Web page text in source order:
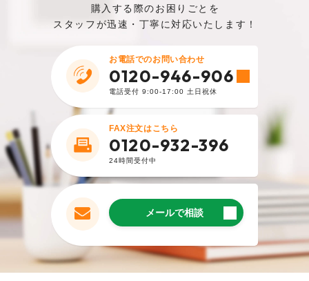
︎購入した商品はこちら
2024.6.20
購入者
種類が豊富なので、どのタイプのテントを購入
するか迷いましたが、ワンタッチ式のものにし
て正解でした。今まで持っていたテントは非常
に重かったので、軽いものに変えることができ
て満足しています。
︎購入した商品はこちら
2023.12.22
購入者
購入する際のお困りごとを
スタッフが迅速・丁寧に対応いたします！
お電話でのお問い合わせ
0120-946-906
電話受付 9:00-17:00 土日祝休
FAX注文はこちら
0120-932-396
24時間受付中
メールで相談